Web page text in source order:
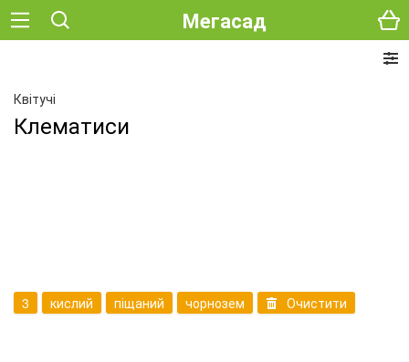
Мегасад
Квітучі
Клематиси
3 кислий піщаний чорнозем Очистити